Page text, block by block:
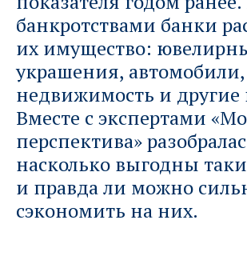
банкротствами банки
их имущество:
украшения, автомобили,
недвижимость и другие
Вместе с экспертами
перспектива»
насколько выгодны
и правда ли можно
сэкономить на них.